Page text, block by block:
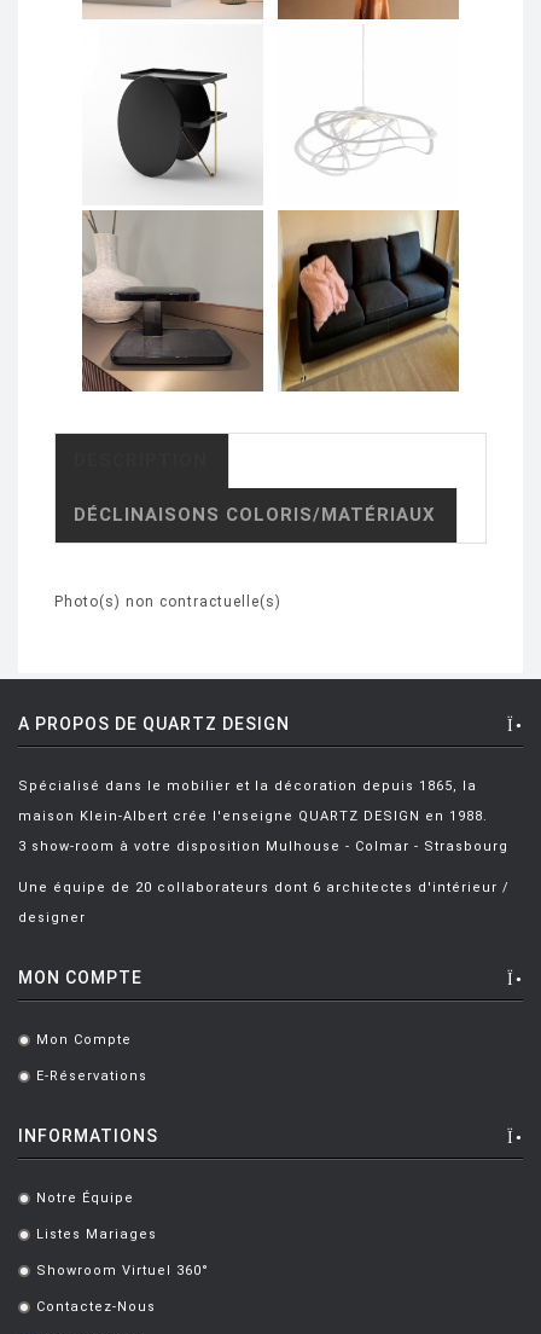
DÉCLINAISONS COLORIS/MATÉRIAUX
Photo(s) non contractuelle(s)
A PROPOS DE QUARTZ DESIGN
Spécialisé dans le mobilier et la décoration depuis 1865, la
maison Klein-Albert crée l'enseigne QUARTZ DESIGN en 1988.
3 show-room à votre disposition Mulhouse - Colmar - Strasbourg
Une équipe de 20 collaborateurs dont 6 architectes d'intérieur /
designer
MON COMPTE
. Mon Compte
. E-Réservations
INFORMATIONS
. Notre Équipe
. Listes Mariages
. Showroom Virtuel 360°
. Contactez-Nous